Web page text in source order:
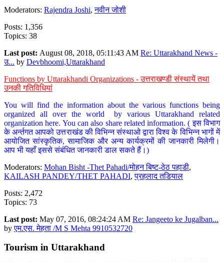
Moderators: Rajendra Joshi,नवीन जोशी
Posts: 1,356
Topics: 38
Last post: August 08, 2018, 05:11:43 AM Re: Uttarakhand News -
उ... by Devbhoomi,Uttarakhand
Functions by Uttarakhandi Organizations - उत्तराखण्डी संस्थायें तथा
उनकी गतिविधियां
You will find the information about the various functions being
organized all over the world by various Uttarakhand related
organization here. You can also share related information. ( इस विभाग
के अर्न्तगत आपको उत्तराखंड की विभिन्न संस्थाओ द्वारा विश्व के विभिन्न भागों में
आयोजित सांस्कृतिक, सामाजिक और अन्य कार्यक्रमों की जानकारी मिलेगी।
आप भी यहाँ इससे संबंधित जानकारी डाल सकते हैं।)
Moderators: Mohan Bisht -Thet Pahadi/मोहन बिष्ट-ठेठ पहाडी,
KAILASH PANDEY/THET PAHADI,प्रहलाद तडियाल
Posts: 2,472
Topics: 73
Last post: May 07, 2016, 08:24:24 AM Re: Jangeeto ke Jugalban...
byएम.एस. मेहता /M S Mehta 9910532720
Tourism in Uttarakhand